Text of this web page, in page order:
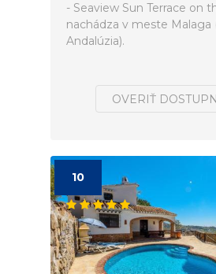
- Seaview Sun Terrace on
nachádza v meste Malaga
Andalúzia).
OVERIŤ
10